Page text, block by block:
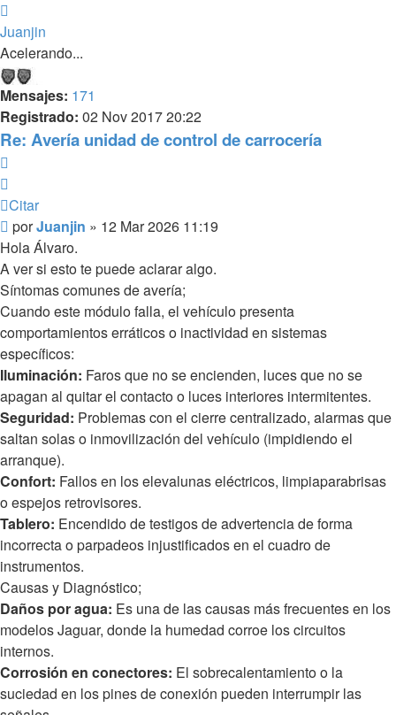
Juanjin
Acelerando...
Mensajes: 171
Registrado: 02 Nov 2017 20:22
Re: Avería unidad de control de carrocería
Citar
Mensaje
sin
leer
porJuanjin » 12 Mar 2026 11:19
Hola Álvaro.
A ver si esto te puede aclarar algo.
Síntomas comunes de avería;
Cuando este módulo falla, el vehículo presenta
comportamientos erráticos o inactividad en sistemas
específicos:
Iluminación: Faros que no se encienden, luces que no se
apagan al quitar el contacto o luces interiores intermitentes.
Seguridad: Problemas con el cierre centralizado, alarmas que
saltan solas o inmovilización del vehículo (impidiendo el
arranque).
Confort: Fallos en los elevalunas eléctricos, limpiaparabrisas
o espejos retrovisores.
Tablero: Encendido de testigos de advertencia de forma
incorrecta o parpadeos injustificados en el cuadro de
instrumentos.
Causas y Diagnóstico;
Daños por agua: Es una de las causas más frecuentes en los
modelos Jaguar, donde la humedad corroe los circuitos
internos.
Corrosión en conectores: El sobrecalentamiento o la
suciedad en los pines de conexión pueden interrumpir las